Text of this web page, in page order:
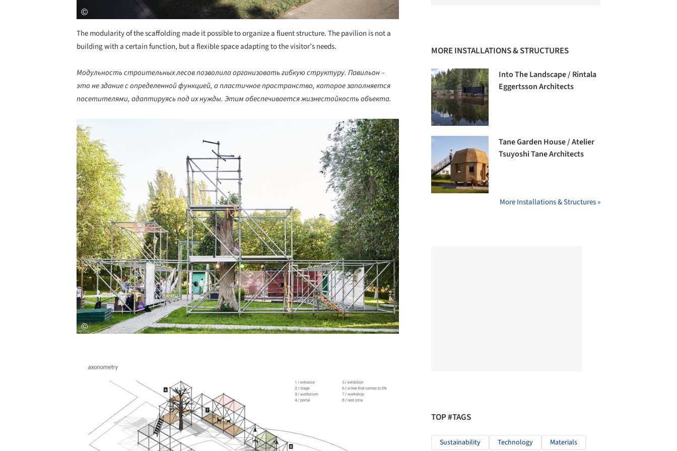
The modularity of the scaffolding made it possible to organize a fluent structure. The pavilion is not a
building with a certain function, but a flexible space adapting to the visitor’s needs.
Модульность строительных лесов позволила организовать гибкую структуру. Павильон –
это не здание с определенной функцией, а пластичное пространство, которое заполняется
посетителями, адаптируясь под их нужды. Этим обеспечивается жизнестойкость объекта.
Save this picture!
MORE INSTALLATIONS & STRUCTURES
Into The Landscape / Rintala
Eggertsson Architects
Tane Garden House / Atelier
Tsuyoshi Tane Architects
More Installations & Structures »
TOP #TAGS
Sustainability Technology Materials